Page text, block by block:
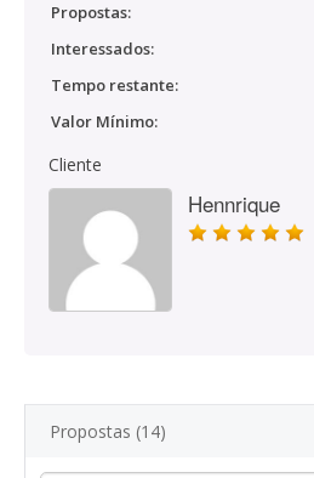
Propostas:
Interessados:
Tempo restante:
Valor Mínimo:
Cliente
Hennrique
Propostas (14)